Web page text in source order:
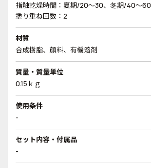
指触乾燥時間：夏期/20～30、冬期/40～60
塗り重ね回数：2
材質
合成樹脂、顔料、有機溶剤
質量・質量単位
0.15ｋｇ
使用条件
-
セット内容・付属品
-